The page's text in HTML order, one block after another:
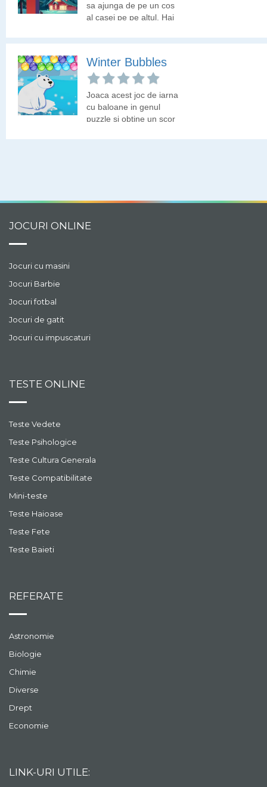
sa ajunga de pe un cos
al casei pe pe altul. Hai
Winter Bubbles
Joaca acest joc de iarna
cu baloane in genul
puzzle si obtine un scor
JOCURI ONLINE
Jocuri cu masini
Jocuri Barbie
Jocuri fotbal
Jocuri de gatit
Jocuri cu impuscaturi
TESTE ONLINE
Teste Vedete
Teste Psihologice
Teste Cultura Generala
Teste Compatibilitate
Mini-teste
Teste Haioase
Teste Fete
Teste Baieti
REFERATE
Astronomie
Biologie
Chimie
Diverse
Drept
Economie
LINK-URI UTILE: